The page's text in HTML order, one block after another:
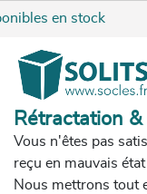
en stock
Rétractation
Vous n'êtes pas
reçu en mauvais état
Nous mettrons tout